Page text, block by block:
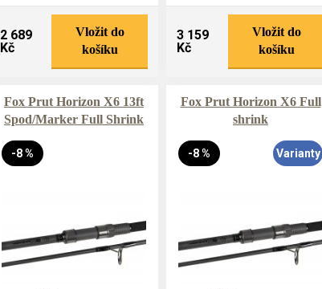
2 689
Kč
Vložit do
košíku
3 159
Kč
Vložit do
košíku
Fox Prut Horizon X6 13ft
Spod/Marker Full Shrink
-8 %
Fox Prut Horizon X6 Full
shrink
-8 % Varianty